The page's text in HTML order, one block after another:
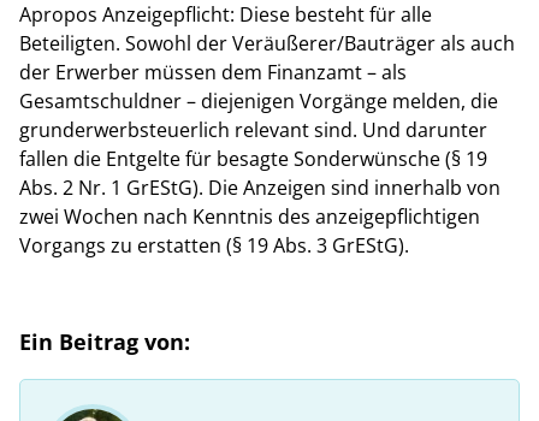
Apropos Anzeigepflicht: Diese besteht für alle
Beteiligten. Sowohl der Veräußerer/Bauträger als auch
der Erwerber müssen dem Finanzamt – als
Gesamtschuldner – diejenigen Vorgänge melden, die
grunderwerbsteuerlich relevant sind. Und darunter
fallen die Entgelte für besagte Sonderwünsche (§ 19
Abs. 2 Nr. 1 GrEStG). Die Anzeigen sind innerhalb von
zwei Wochen nach Kenntnis des anzeigepflichtigen
Vorgangs zu erstatten (§ 19 Abs. 3 GrEStG).
Ein Beitrag von: